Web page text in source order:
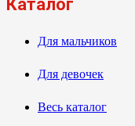
Каталог
Для мальчиков
Для девочек
Весь каталог